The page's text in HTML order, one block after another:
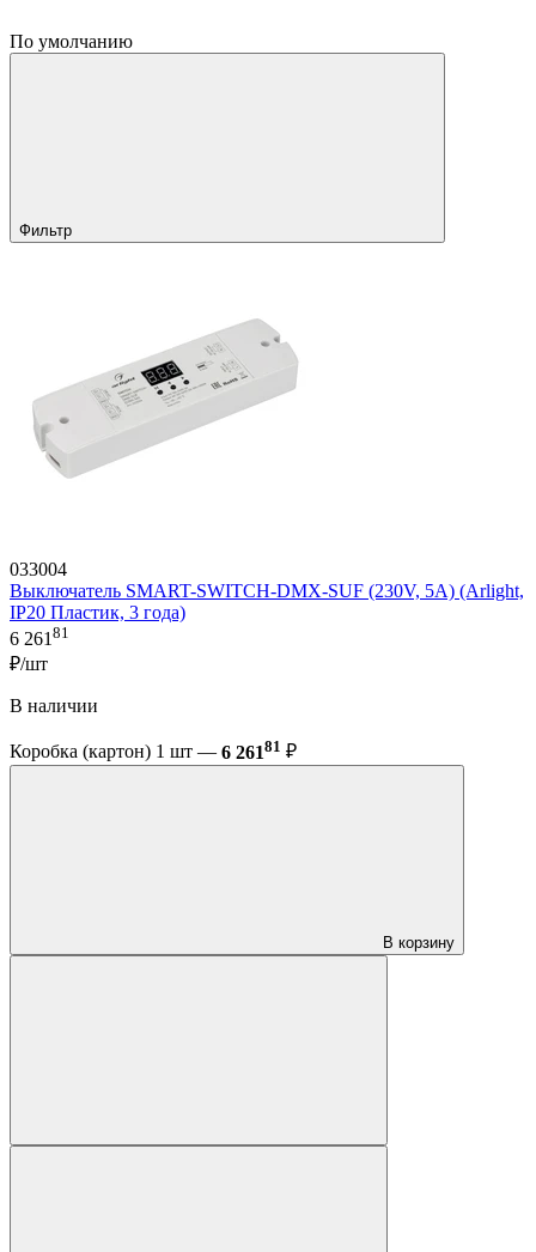
По умолчанию
Фильтр
033004
Выключатель SMART-SWITCH-DMX-SUF (230V, 5A) (Arlight,
IP20 Пластик, 3 года)
6 261 81
₽/шт
В наличии
Коробка (картон) 1 шт — 6 26181 ₽
В корзину